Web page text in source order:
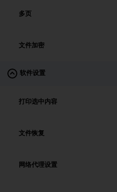
多页
文件加密
软件设置
打印选中内容
文件恢复
网络代理设置